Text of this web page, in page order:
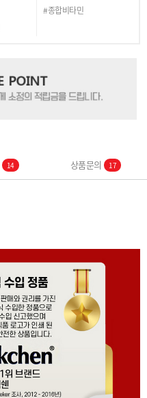
#종합비타민
14 상품문의 17